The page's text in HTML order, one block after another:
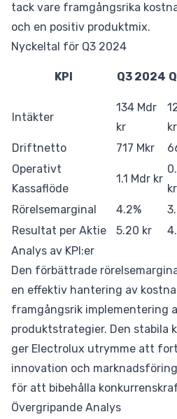
tack vare framgångsrika
och en positiv produktmix.
Nyckeltal för Q3 2024
KPI Q3 2024
Intäkter
134 Mdr
kr
kr
Driftnetto 717 Mkr
Operativt
Kassaflöde
1.1 Mdr kr
kr
Rörelsemarginal 4.2%
Resultat per Aktie
5.20 kr
Analys av KPI:er
Den förbättrade
en effektiv hantering av
framgångsrik implementering
produktstrategier. Den stabila
ger Electrolux utrymme att
innovation och
för att bibehålla
Övergripande Analys